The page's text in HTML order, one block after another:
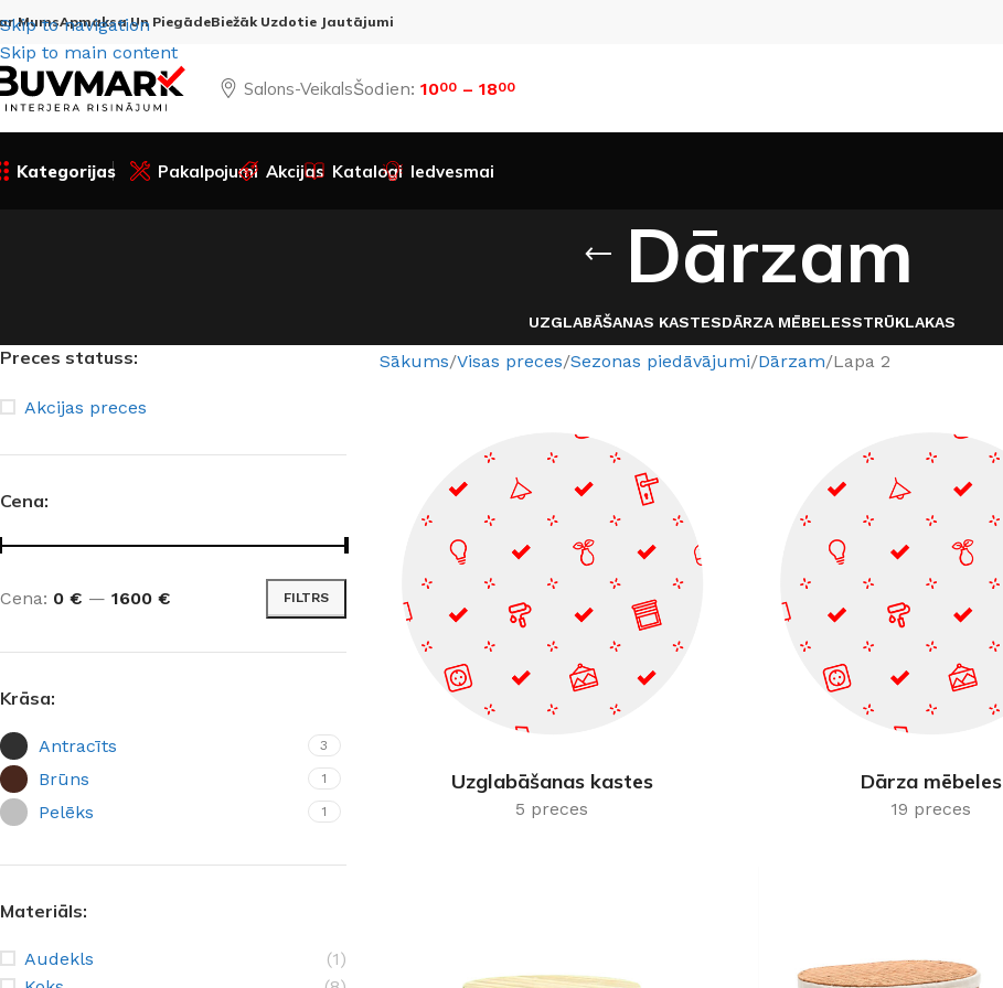
Skip to navigation
Skip to main content
MumsApmaksa Un PiegādeBiežāk Uzdotie Jautājumi
Salons-VeikalsŠodien: 1000 – 1800
Kategorijas Pakalpojumi Akcijas Katalogi Iedvesmai
Dārzam
UZGLABĀŠANAS KASTESDĀRZA MĒBELESSTRŪKLAKAS
Preces statuss:
Akcijas preces
Cena:
FILTRS
Cena: 0 € — 1600 €
Krāsa:
Antracīts 3
Brūns 1
Pelēks 1
Materiāls:
Audekls
(1)
Sākums Visas preces Sezonas piedāvājumi Dārzam Lapa 2
Uzglabāšanas kastes
5 preces
Dārza mēbeles
19 preces